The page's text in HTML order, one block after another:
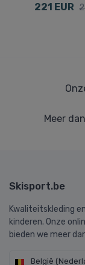
221 EUR
Meer dan
Skisport.be
Kwaliteitskleding
kinderen. Onze
bieden we meer
België